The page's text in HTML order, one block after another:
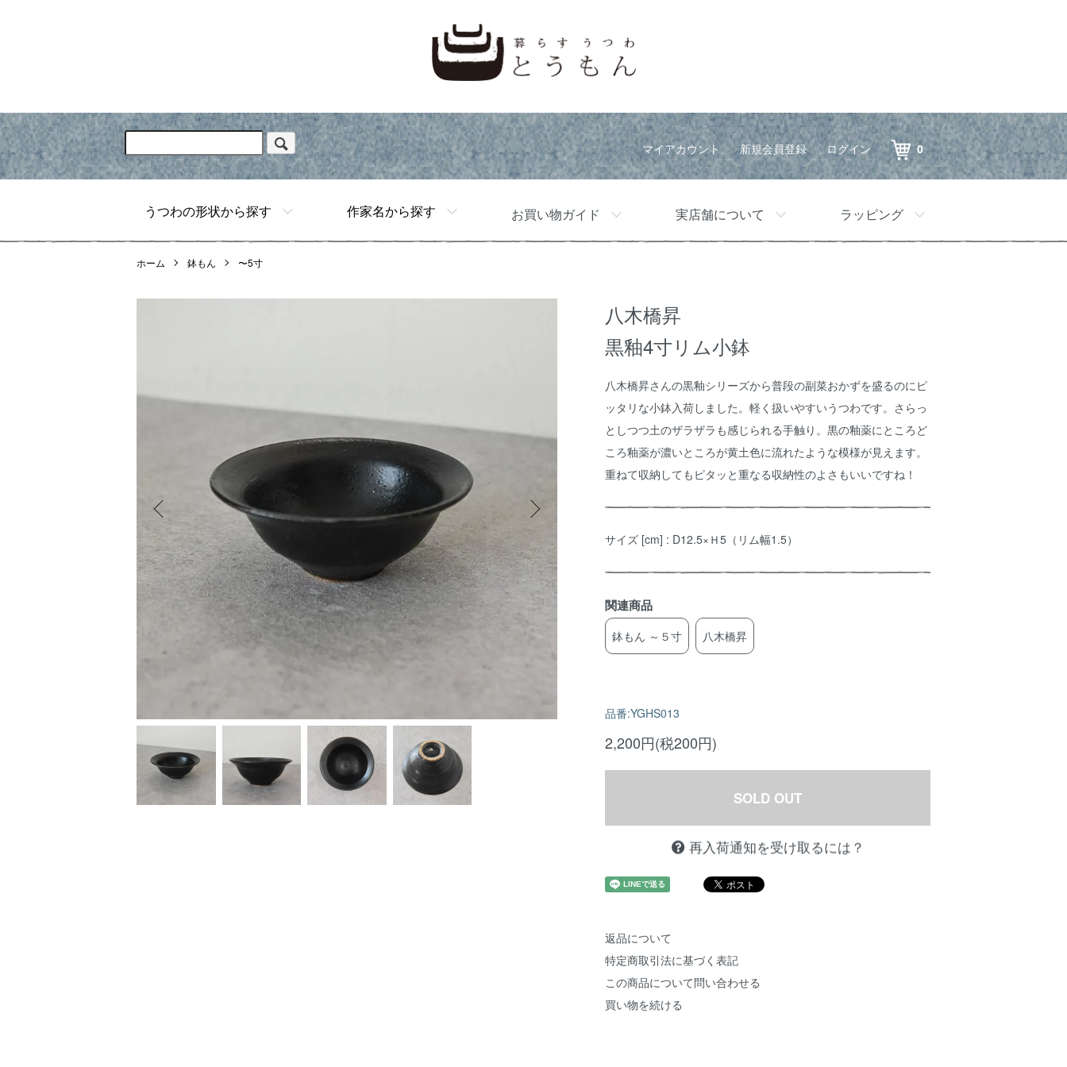
マイアカウント 新規会員登録 ログイン 0
うつわの形状から探す 作家名から探す お買い物ガイド 実店舗について ラッピング
ホーム 鉢もん 〜5寸
八木橋昇
黒釉4寸リム小鉢
八木橋昇さんの黒釉シリーズから普段の副菜おかずを盛るのにピ
ッタリな小鉢入荷しました。軽く扱いやすいうつわです。さらっ
としつつ土のザラザラも感じられる手触り。黒の釉薬にところど
ころ釉薬が濃いところが黄土色に流れたような模様が見えます。
重ねて収納してもピタッと重なる収納性のよさもいいですね！
サイズ [cm] : D12.5×Ｈ5（リム幅1.5）
関連商品
鉢もん ～５寸 八木橋昇
品番:YGHS013
2,200円(税200円)
SOLD OUT
再入荷通知を受け取るには？
返品について
特定商取引法に基づく表記
この商品について問い合わせる
買い物を続ける